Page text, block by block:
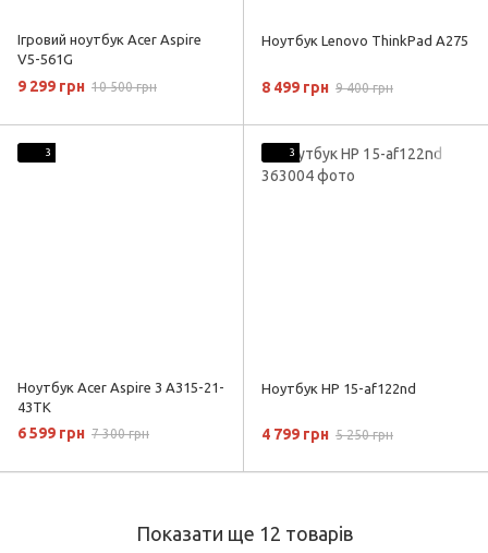
Ігровий ноутбук Acer Aspire
V5-561G
9 299 грн 10 500 грн
Ноутбук Lenovo ThinkPad A275
8 499 грн 9 400 грн
3
Ноутбук Acer Aspire 3 A315-21-
43TK
6 599 грн 7 300 грн
3
Ноутбук HP 15-af122nd
4 799 грн 5 250 грн
Показати ще 12 товарів